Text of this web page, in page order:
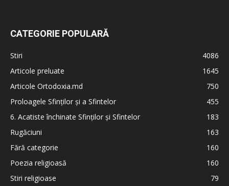
CATEGORIE POPULARĂ
Stiri
4086
Articole preluate
1645
Articole Ortodoxia.md
750
Proloagele Sfinților și a Sfintelor
455
6. Acatiste închinate Sfinților și Sfintelor
183
Rugăciuni
163
Fără categorie
160
Poezia religioasă
160
Stiri religioase
79